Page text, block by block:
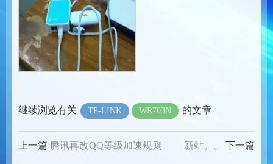
继续浏览有关 TP-LINK WR703N 的文章
上一篇 腾讯再改QQ等级加速规则 新站。。 下一篇